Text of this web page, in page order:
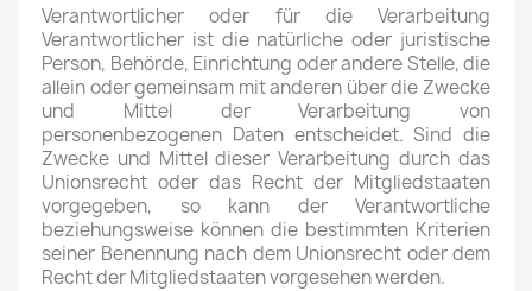
Verantwortlicher oder für die Verarbeitung
Verantwortlicher ist die natürliche oder juristische
Person, Behörde, Einrichtung oder andere Stelle, die
allein oder gemeinsam mit anderen über die Zwecke
und Mittel der Verarbeitung von
personenbezogenen Daten entscheidet. Sind die
Zwecke und Mittel dieser Verarbeitung durch das
Unionsrecht oder das Recht der Mitgliedstaaten
vorgegeben, so kann der Verantwortliche
beziehungsweise können die bestimmten Kriterien
seiner Benennung nach dem Unionsrecht oder dem
Recht der Mitgliedstaaten vorgesehen werden.